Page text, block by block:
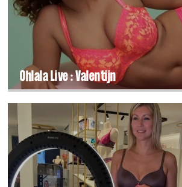
Ohlala Live : Valentijn